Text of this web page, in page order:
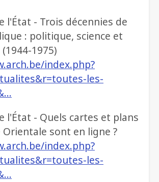
l'État - Trois décennies de
: politique, science et
1975)
index.php?
les-
l'État - Quels cartes et plans
Orientale sont en ligne ?
index.php?
les-